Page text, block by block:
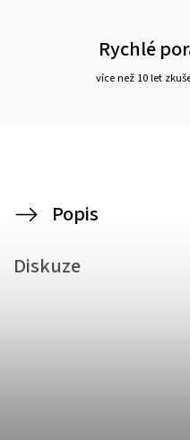
Rychlé
více než 10 let
Popis
Diskuze